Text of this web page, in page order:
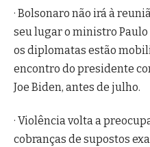
· Bolsonaro não irá à
seu lugar o ministro Paulo
os diplomatas estão
encontro do presidente
Joe Biden, antes de julho.
· Violência volta a
cobranças de supostos